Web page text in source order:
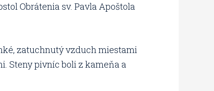
Obrátenia sv. Pavla Apoštola
zatuchnutý vzduch miestami
Steny pivníc boli z kameňa a